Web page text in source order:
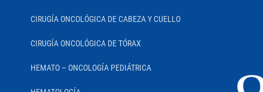
CIRUGÍA ONCOLÓGICA DE CABEZA Y CUELLO
CIRUGÍA ONCOLÓGICA DE TÓRAX
HEMATO – ONCOLOGÍA PEDIÁTRICA